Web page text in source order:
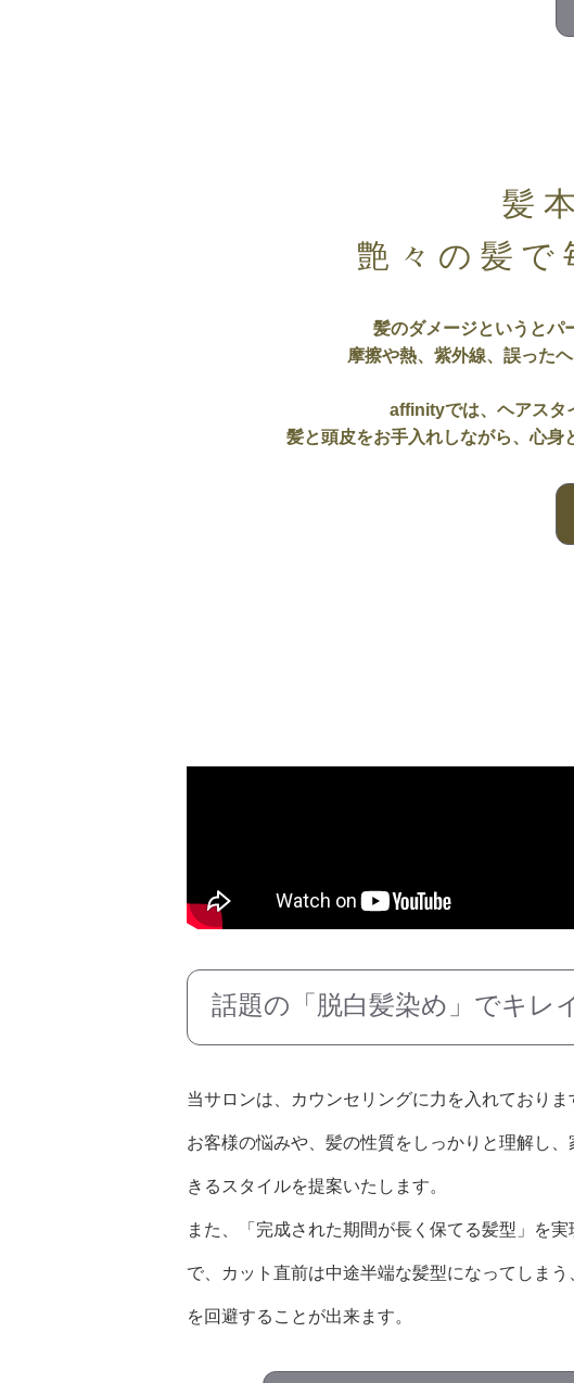
髪
艶々の髪で
髪のダメージというとパ
摩擦や熱、紫外線、誤った
affinityでは、ヘアスタ
髪と頭皮をお手入れしながら、心身
話題の「脱白髪染め」でキレ
当サロンは、カウンセリングに力を入れておりま
お客様の悩みや、髪の性質をしっかりと理解し
きるスタイルを提案いたします。
また、「完成された期間が長く保てる髪型」を実
で、カット直前は中途半端な髪型になってしまう
を回避することが出来ます。